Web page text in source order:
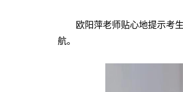
欧阳萍老师贴心地提示考
航。